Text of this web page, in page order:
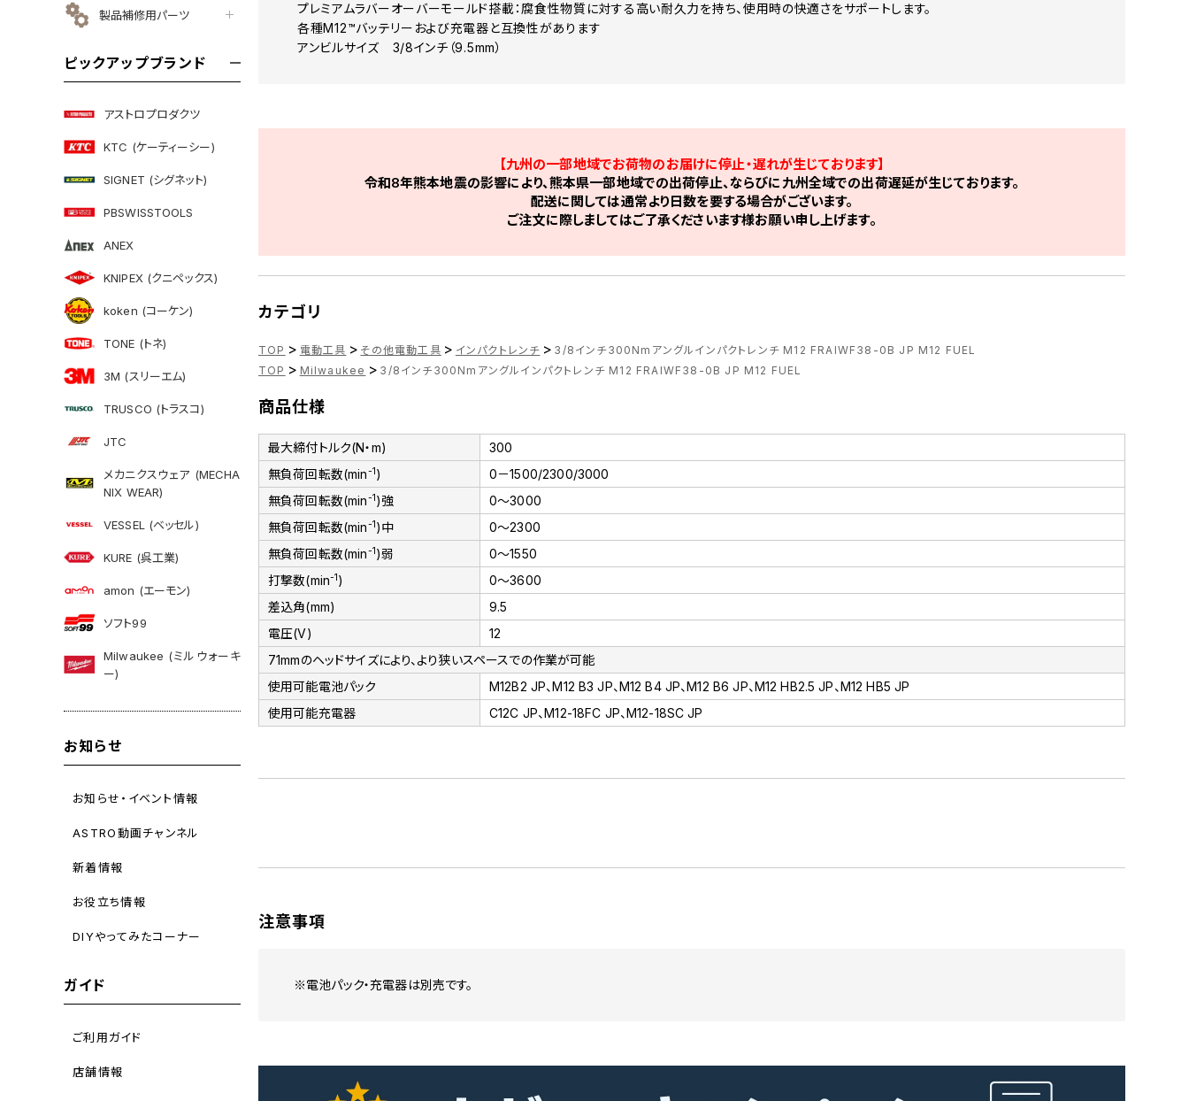
製品補修用パーツ
ピックアップブランド
アストロプロダクツ
KTC (ケーティーシー)
SIGNET (シグネット)
PBSWISSTOOLS
ANEX
KNIPEX (クニペックス)
koken (コーケン)
TONE (トネ)
3M (スリーエム)
TRUSCO (トラスコ)
JTC
メカニクスウェア (MECHA
NIX WEAR)
VESSEL (ベッセル)
KURE (呉工業)
amon (エーモン)
ソフト99
Milwaukee (ミルウォーキ
ー)
お知らせ
お知らせ・イベント情報
ASTRO動画チャンネル
新着情報
お役立ち情報
DIYやってみたコーナー
ガイド
ご利用ガイド
店舗情報
プレミアムラバーオーバーモールド搭載：腐食性物質に対する高い耐久力を持ち、使用時の快適さをサポートします。
各種M12™バッテリーおよび充電器と互換性があります
アンビルサイズ 3/8インチ（9.5mm）
【九州の一部地域でお荷物のお届けに停止・遅れが生じております】
令和8年熊本地震の影響により、熊本県一部地域での出荷停止、ならびに九州全域での出荷遅延が生じております。
配送に関しては通常より日数を要する場合がございます。
ご注文に際しましてはご了承くださいます様お願い申し上げます。
カテゴリ
TOP > 電動工具 > その他電動工具 > インパクトレンチ > 3/8インチ300Nmアングルインパクトレンチ M12 FRAIWF38-0B JP M12 FUEL
TOP > Milwaukee > 3/8インチ300Nmアングルインパクトレンチ M12 FRAIWF38-0B JP M12 FUEL
商品仕様
最大締付トルク(N・m)
300
無負荷回転数(min-1)
0－1500/2300/3000
無負荷回転数(min-1)強
0～3000
無負荷回転数(min-1)中
0～2300
無負荷回転数(min-1)弱
0～1550
打撃数(min-1)
0～3600
差込角(mm)
9.5
電圧(V)
12
71mmのヘッドサイズにより、より狭いスペースでの作業が可能
使用可能電池パック
M12B2 JP、M12 B3 JP、M12 B4 JP、M12 B6 JP、M12 HB2.5 JP、M12 HB5 JP
使用可能充電器
C12C JP、M12-18FC JP、M12-18SC JP
注意事項
※電池パック・充電器は別売です。